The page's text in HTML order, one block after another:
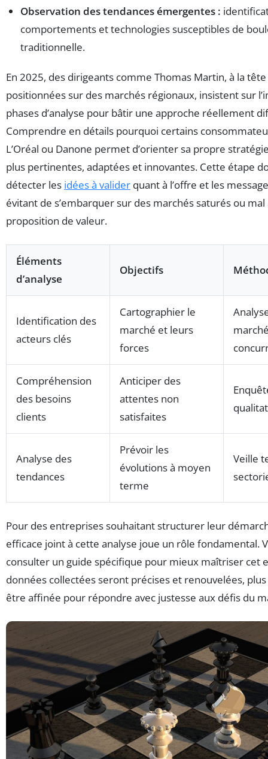
Observation des tendances émergentes :
comportements et technologies susceptibles de
traditionnelle.
En 2025, des dirigeants comme Thomas Martin, à la tête
positionnées sur des marchés régionaux, insistent sur
phases d’analyse pour bâtir une approche réellement
Comprendre en détails pourquoi certains
L’Oréal ou Danone permet d’orienter sa propre
plus pertinentes, adaptées et innovantes. Cette étape
détecter les idées à valider quant à l’offre et les
évitant de s’embarquer sur des marchés saturés ou mal
proposition de valeur.
Éléments
d’analyse
Objectifs
Identification des
acteurs clés
Cartographier le
marché et leurs
forces
Compréhension
des besoins
clients
Anticiper des
attentes non
satisfaites
Analyse des
tendances
Prévoir les
évolutions à moyen
terme
Veille
Pour des entreprises souhaitant structurer leur
efficace joint à cette analyse joue un rôle fondamental.
consulter un guide spécifique pour mieux maîtriser cet
données collectées seront précises et renouvelées,
être affinée pour répondre avec justesse aux défis du